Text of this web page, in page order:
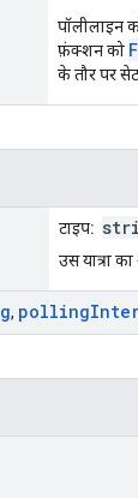
पॉलीलाइन
फ़ंक्शन को
के तौर पर
टाइप:
उस यात्रा
, polling